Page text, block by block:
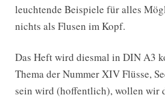
leuchtende Beispiele für alles
nichts als Flusen im Kopf.
Das Heft wird diesmal in DIN A3
Thema der Nummer XIV Flüsse,
sein wird (hoffentlich), wollen wir